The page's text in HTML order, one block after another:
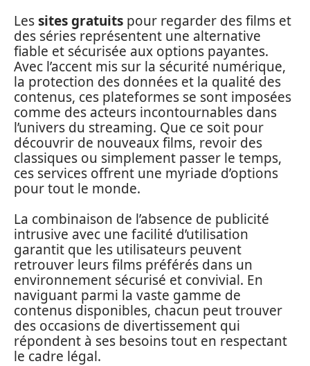
Lessites gratuits pour regarder des films et
des séries représentent une alternative
fiable et sécurisée aux options payantes.
Avec l’accent mis sur la sécurité numérique,
la protection des données et la qualité des
contenus, ces plateformes se sont imposées
comme des acteurs incontournables dans
l’univers du streaming. Que ce soit pour
découvrir de nouveaux films, revoir des
classiques ou simplement passer le temps,
ces services offrent une myriade d’options
pour tout le monde.
La combinaison de l’absence de publicité
intrusive avec une facilité d’utilisation
garantit que les utilisateurs peuvent
retrouver leurs films préférés dans un
environnement sécurisé et convivial. En
naviguant parmi la vaste gamme de
contenus disponibles, chacun peut trouver
des occasions de divertissement qui
répondent à ses besoins tout en respectant
le cadre légal.